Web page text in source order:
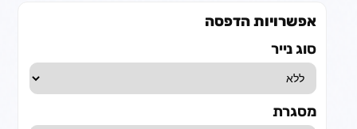
אפשרויות הדפסה
סוג נייר
מסגרת